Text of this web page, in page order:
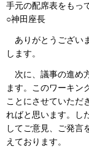
手元の配席表をもっ
○神田座長
ありがとうござい
します。
次に、議事の進め
ます。このワーキン
ことにさせていただ
ればと思います。し
してご意見、ご発言
えております。